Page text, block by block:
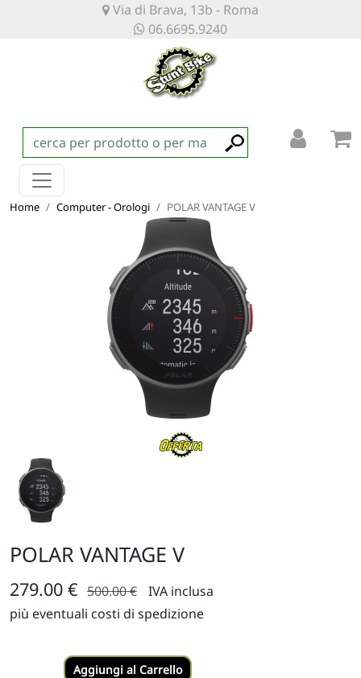
Via di Brava, 13b - Roma
06.6695.9240
Home Computer - Orologi POLAR VANTAGE V
POLAR VANTAGE V
279.00 € 500.00 €
IVA inclusa
più eventuali costi di spedizione
Aggiungi al Carrello